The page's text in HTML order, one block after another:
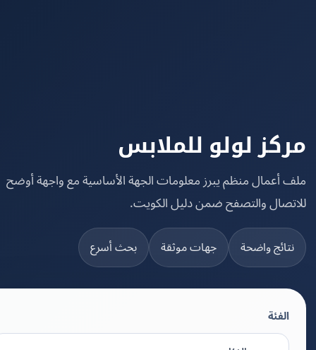
لولو للملابس
منظم يبرز معلومات الجهة الأساسية مع واجهة أوضح
والتصفح ضمن دليل الكويت.
واضحة جهات موثقة بحث أسرع